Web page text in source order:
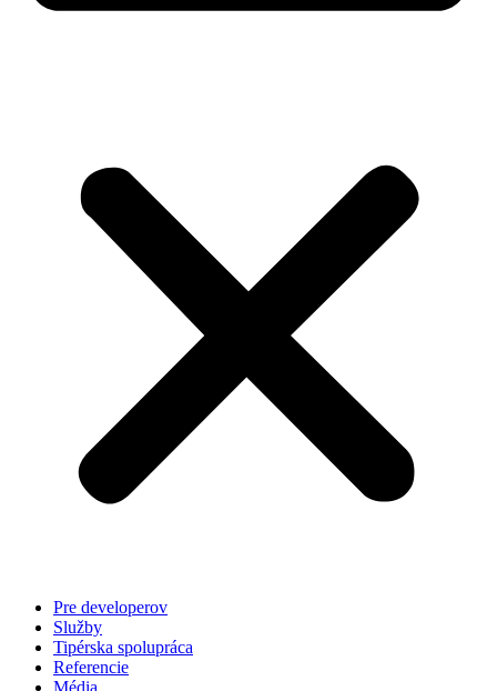
Pre developerov
Služby
Tipérska spolupráca
Referencie
Média